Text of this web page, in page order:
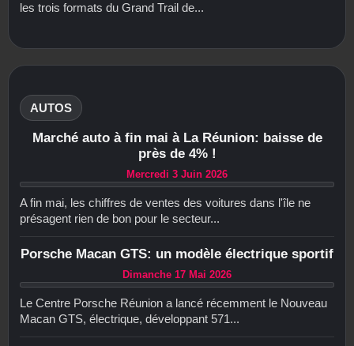
les trois formats du Grand Trail de...
AUTOS
Marché auto à fin mai à La Réunion: baisse de
près de 4% !
Mercredi 3 Juin 2026
A fin mai, les chiffres de ventes des voitures dans l'île ne
présagent rien de bon pour le secteur...
Porsche Macan GTS: un modèle électrique sportif
Dimanche 17 Mai 2026
Le Centre Porsche Réunion a lancé récemment le Nouveau
Macan GTS, électrique, développant 571...